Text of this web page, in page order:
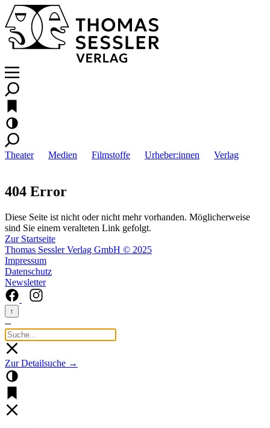
Theater Medien Filmstoffe Urheber:innen Verlag
404 Error
Diese Seite ist nicht oder nicht mehr vorhanden. Möglicherweise
sind Sie einem veralteten Link gefolgt.
Zur Startseite
Thomas Sessler Verlag GmbH © 2025
Impressum
Datenschutz
Newsletter
↑
--
Zur Detailsuche →